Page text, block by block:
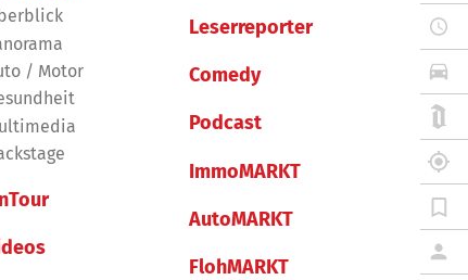
/ Motor
Leserreporter
Comedy
Podcast
ImmoMARKT
AutoMARKT
FlohMARKT